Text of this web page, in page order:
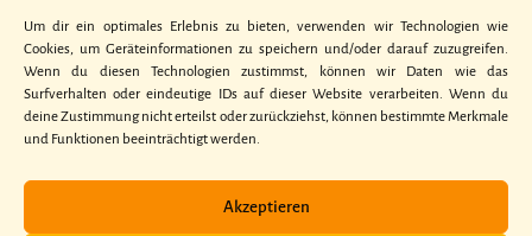
Um dir ein optimales Erlebnis zu bieten, verwenden wir Technologien wie
Cookies, um Geräteinformationen zu speichern und/oder darauf zuzugreifen.
Wenn du diesen Technologien zustimmst, können wir Daten wie das
Surfverhalten oder eindeutige IDs auf dieser Website verarbeiten. Wenn du
deine Zustimmung nicht erteilst oder zurückziehst, können bestimmte Merkmale
und Funktionen beeinträchtigt werden.
Akzeptieren
Kontakt